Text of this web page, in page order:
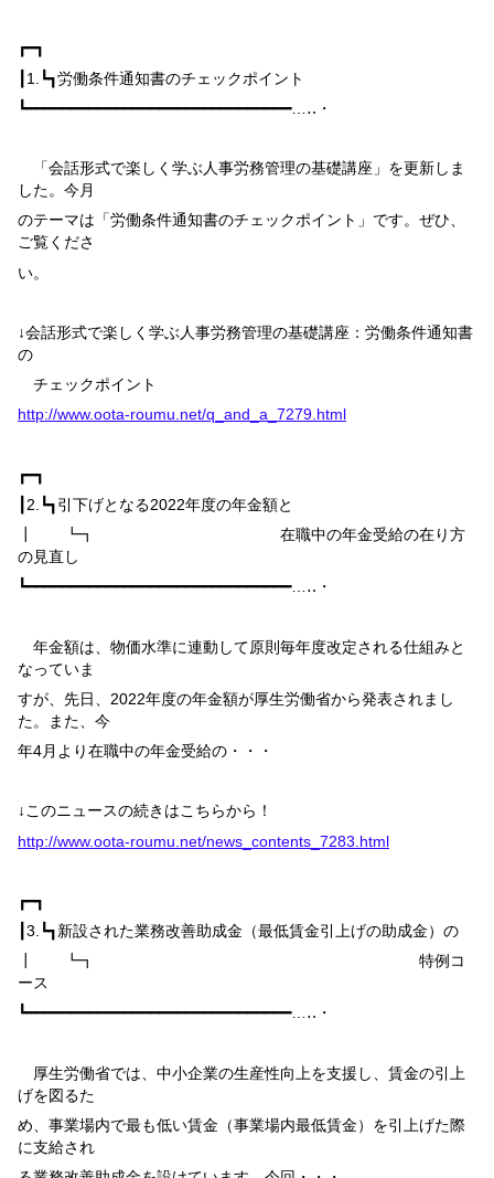
┏━┓
1. ┗┓労働条件通知書のチェックポイント
┗━━━━━━━━━━━━━━━━━━━━━━━━━━━━━━…‥・
「会話形式で楽しく学ぶ人事労務管理の基礎講座」を更新しま
した。今月
のテーマは「労働条件通知書のチェックポイント」です。ぜひ、
ご覧くださ
い。
↓会話形式で楽しく学ぶ人事労務管理の基礎講座：労働条件通知書
の
チェックポイント
http://www.oota-roumu.net/q_and_a_7279.html
┏━┓
2. ┗┓引下げとなる2022年度の年金額と
┃ ┗┓ 在職中の年金受給の在り方
の見直し
┗━━━━━━━━━━━━━━━━━━━━━━━━━━━━━━…‥・
年金額は、物価水準に連動して原則毎年度改定される仕組みと
なっていま
すが、先日、 2022年度の年金額が厚生労働省から発表されまし
た。また、今
年4月より在職中の年金受給の・・・
↓このニュースの続きはこちらから！
http://www.oota-roumu.net/news_contents_7283.html
┏━┓
3. ┗┓新設された業務改善助成金（最低賃金引上げの助成金）の
┃ ┗┓ 特例コ
ース
┗━━━━━━━━━━━━━━━━━━━━━━━━━━━━━━…‥・
厚生労働省では、中小企業の生産性向上を支援し、賃金の引上
げを図るた
め、事業場内で最も低い賃金（事業場内最低賃金）を引上げた際
に支給され